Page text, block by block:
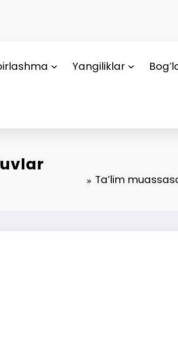
Yangiliklar
Ta’lim